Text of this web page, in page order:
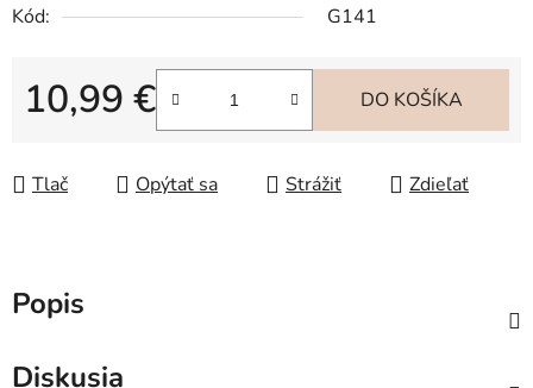
Kód:
G141
10,99 €
Jednotková cena:
DO KOŠÍKA
Tlač Opýtať sa Strážiť Zdieľať
Popis
Diskusia